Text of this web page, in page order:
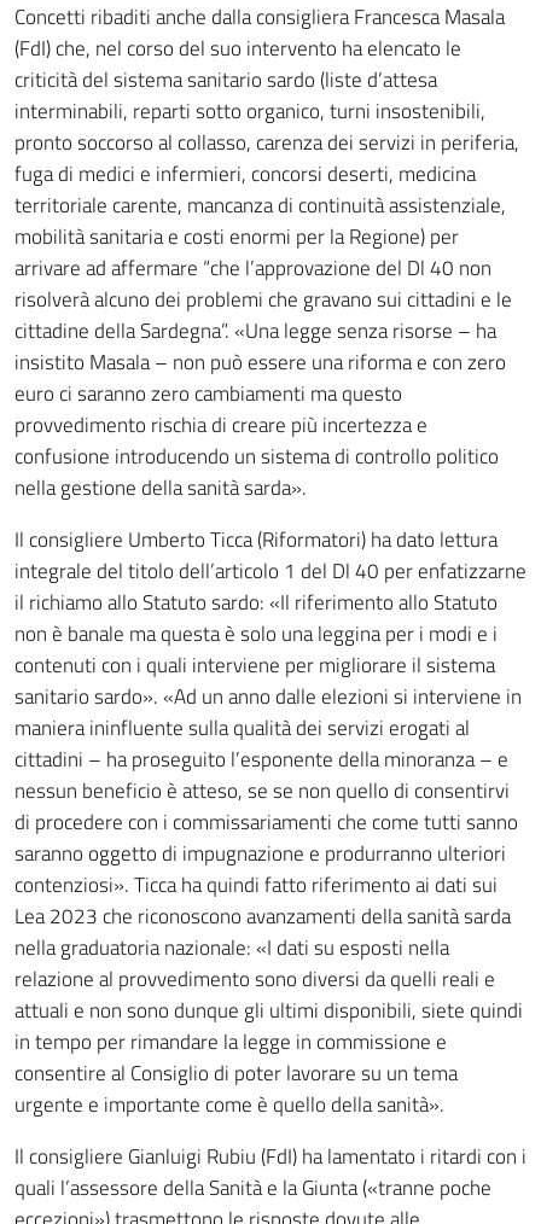
Concetti ribaditi anche dalla consigliera Francesca Masala
(FdI) che, nel corso del suo intervento ha elencato le
criticità del sistema sanitario sardo (liste d’attesa
interminabili, reparti sotto organico, turni insostenibili,
pronto soccorso al collasso, carenza dei servizi in periferia,
fuga di medici e infermieri, concorsi deserti, medicina
territoriale carente, mancanza di continuità assistenziale,
mobilità sanitaria e costi enormi per la Regione) per
arrivare ad affermare “che l’approvazione del Dl 40 non
risolverà alcuno dei problemi che gravano sui cittadini e le
cittadine della Sardegna”. «Una legge senza risorse – ha
insistito Masala – non può essere una riforma e con zero
euro ci saranno zero cambiamenti ma questo
provvedimento rischia di creare più incertezza e
confusione introducendo un sistema di controllo politico
nella gestione della sanità sarda».
Il consigliere Umberto Ticca (Riformatori) ha dato lettura
integrale del titolo dell’articolo 1 del Dl 40 per enfatizzarne
il richiamo allo Statuto sardo: «Il riferimento allo Statuto
non è banale ma questa è solo una leggina per i modi e i
contenuti con i quali interviene per migliorare il sistema
sanitario sardo». «Ad un anno dalle elezioni si interviene in
maniera ininfluente sulla qualità dei servizi erogati al
cittadini – ha proseguito l’esponente della minoranza – e
nessun beneficio è atteso, se se non quello di consentirvi
di procedere con i commissariamenti che come tutti sanno
saranno oggetto di impugnazione e produrranno ulteriori
contenziosi». Ticca ha quindi fatto riferimento ai dati sui
Lea 2023 che riconoscono avanzamenti della sanità sarda
nella graduatoria nazionale: «I dati su esposti nella
relazione al provvedimento sono diversi da quelli reali e
attuali e non sono dunque gli ultimi disponibili, siete quindi
in tempo per rimandare la legge in commissione e
consentire al Consiglio di poter lavorare su un tema
urgente e importante come è quello della sanità».
Il consigliere Gianluigi Rubiu (FdI) ha lamentato i ritardi con i
quali l’assessore della Sanità e la Giunta («tranne poche